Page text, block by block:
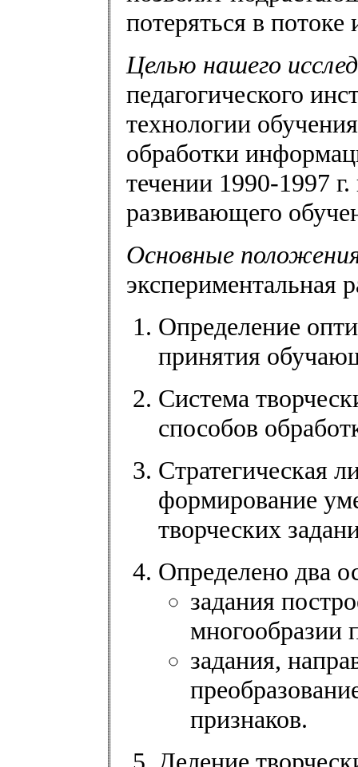
потеряться в
Целью нашего
педагогического
технологии
обработки
течении 1990-1997
развивающего
Основные
экспериментальная
Определение
принятия
Система
способов
Стратегическая
формирование
творческих
Определено два
задания
многообразии
задания,
признаков.